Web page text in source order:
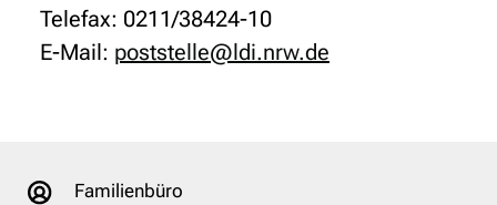
Telefax: 0211/38424-10
E-Mail: poststelle@ldi.nrw.de
Familienbüro